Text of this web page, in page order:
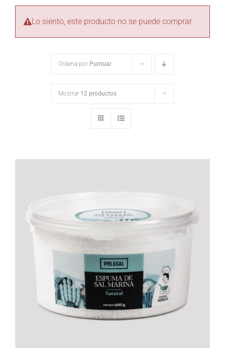
Lo siento, este producto no se puede comprar.
Ordena por Puntuar
Mostrar 12 productos